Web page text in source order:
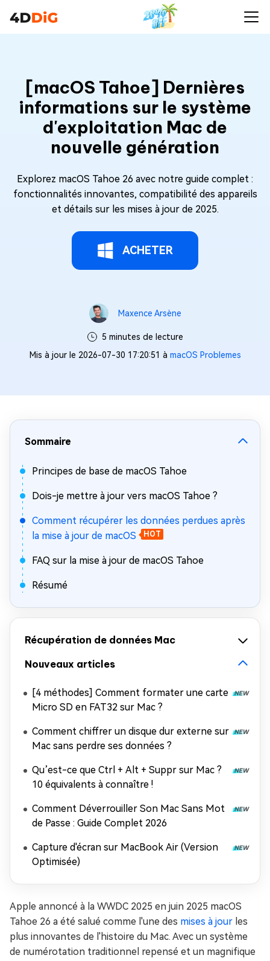
[macOS Tahoe] Dernières
informations sur le système
d'exploitation Mac de
nouvelle génération
Explorez macOS Tahoe 26 avec notre guide complet :
fonctionnalités innovantes, compatibilité des appareils
et détails sur les mises à jour de 2025.
ACHETER
Maxence Arsène
5 minutes de lecture
Mis à jour le 2026-07-30 17:20:51 à macOS Problemes
Sommaire
Principes de base de macOS Tahoe
Dois-je mettre à jour vers macOS Tahoe ?
Comment récupérer les données perdues après
la mise à jour de macOS
HOT
FAQ sur la mise à jour de macOS Tahoe
Résumé
Récupération de données Mac
Nouveaux articles
[4 méthodes] Comment formater une carte
Micro SD en FAT32 sur Mac ?
Comment chiffrer un disque dur externe sur
Mac sans perdre ses données ?
Qu’est-ce que Ctrl + Alt + Suppr sur Mac ?
10 équivalents à connaître !
Comment Déverrouiller Son Mac Sans Mot
de Passe : Guide Complet 2026
Capture d'écran sur MacBook Air (Version
Optimisée)
Apple annoncé à la WWDC 2025 en juin 2025 macOS
Tahoe 26 a été salué comme l'une des mises à jour les
plus innovantes de l'histoire du Mac. Avec un système
de numérotation traditionnel repensé et un magnifique